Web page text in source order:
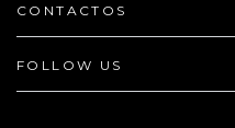
CONTACTOS
FOLLOW US